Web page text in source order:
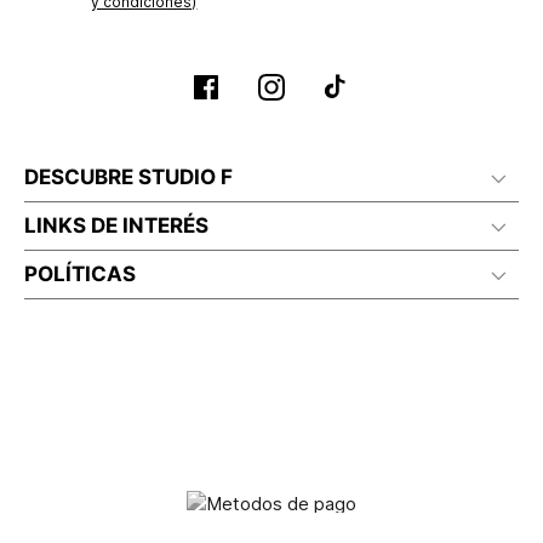
DESCUBRE STUDIO F
LINKS DE INTERÉS
POLÍTICAS